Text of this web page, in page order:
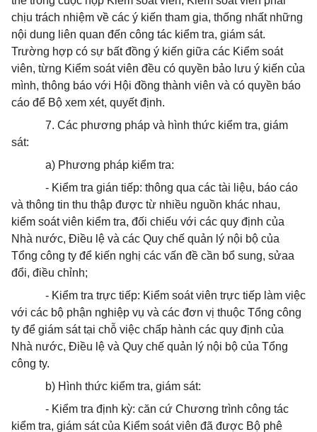
chịu trách nhiệm về các ý kiến tham gia, thống nhất những
nội dung liên quan đến công tác kiểm tra, giám sát.
Trường hợp có sự bất đồng ý kiến giữa các Kiểm soát
viên, từng Kiểm soát viên đều có quyền bảo lưu ý kiến của
mình, thông báo với Hội đồng thành viên và có quyền báo
cáo để Bộ xem xét, quyết định.
7. Các phương pháp và hình thức kiểm tra, giám
sát:
a) Phương pháp kiểm tra:
- Kiểm tra gián tiếp: thông qua các tài liệu, báo cáo
và thông tin thu thập được từ nhiều nguồn khác nhau,
kiểm soát viên kiểm tra, đối chiếu với các quy định của
Nhà nước, Điều lệ và các Quy chế quản lý nội bộ của
Tổng công ty để kiến nghị các vấn đề cần bổ sung, sửaa
đổi, điều chỉnh;
- Kiểm tra trực tiếp: Kiểm soát viên trực tiếp làm việc
với các bộ phận nghiệp vụ và các đơn vị thuộc Tổng công
ty để giám sát tại chỗ việc chấp hành các quy định của
Nhà nước, Điều lệ và Quy chế quản lý nội bộ của Tổng
công ty.
b) Hình thức kiểm tra, giám sát:
- Kiểm tra định kỳ: căn cứ Chương trình công tác
kiểm tra, giám sát của Kiểm soát viên đã được Bộ phê